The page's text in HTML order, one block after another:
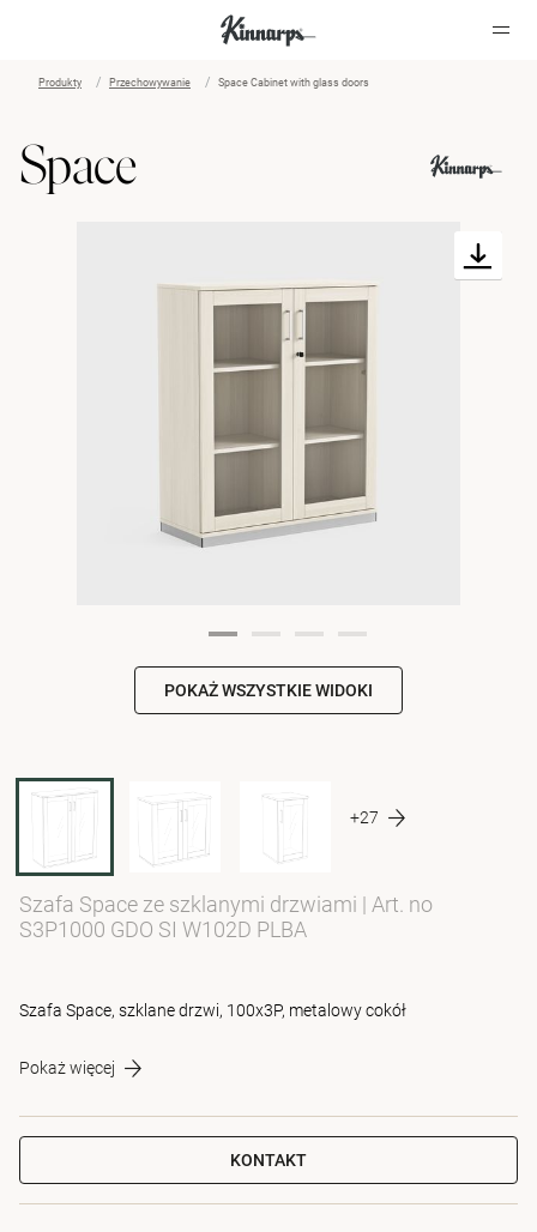
Produkty Przechowywanie Space Cabinet with glass doors
Space
POKAŻ WSZYSTKIE WIDOKI
+27
Szafa Space ze szklanymi drzwiami | Art. no
S3P1000 GDO SI W102D PLBA
Szafa Space, szklane drzwi, 100x3P, metalowy cokół
Pokaż więcej
KONTAKT